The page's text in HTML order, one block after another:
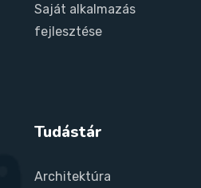
Saját alkalmazás
fejlesztése
Tudástár
Architektúra